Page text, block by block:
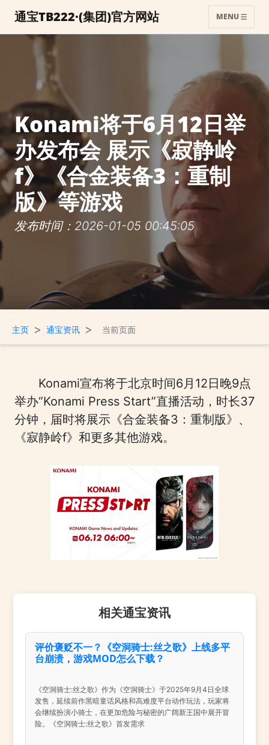
通宝TB222·(集团)官方网站 MENU
Konami将于6月12日举
办发布会 展示《寂静岭
f》《合金装备3：重制
版》等游戏
发布时间：2026-01-05 00:45:05
主页 > 通宝资讯 > 当前页面
Konami宣布将于北京时间6月12日晚9点
举办“Konami Press Start”直播活动，时长37
分钟，届时将展示《合金装备3：重制版》、
《寂静岭f》和更多其他游戏。
相关通宝资讯
评价褒贬不一？《空洞骑士:丝之歌》上线多平
台崩溃，游戏MOD怎么下载？
《空洞骑士:丝之歌》作为《空洞骑士》于2025年9月4日全球
发售，延续前作黑暗童话风格和高难度平台动作玩法，玩家将
会继续扮演小骑士，在更加危险与秘密的广阔新王国中展开冒
险。《空洞骑士:丝之歌》首发需求